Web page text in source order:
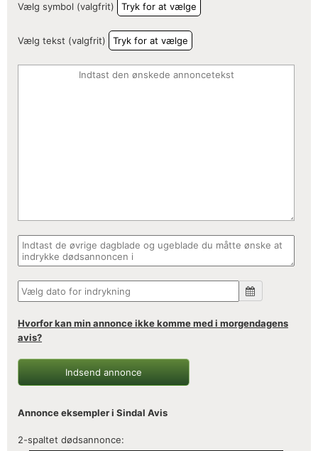
Vælg symbol (valgfrit) Tryk for at vælge
Vælg tekst (valgfrit) Tryk for at vælge
Hvorfor kan min annonce ikke komme med i morgendagens
avis?
Indsend annonce
Annonce eksempler i Sindal Avis
2-spaltet dødsannonce: